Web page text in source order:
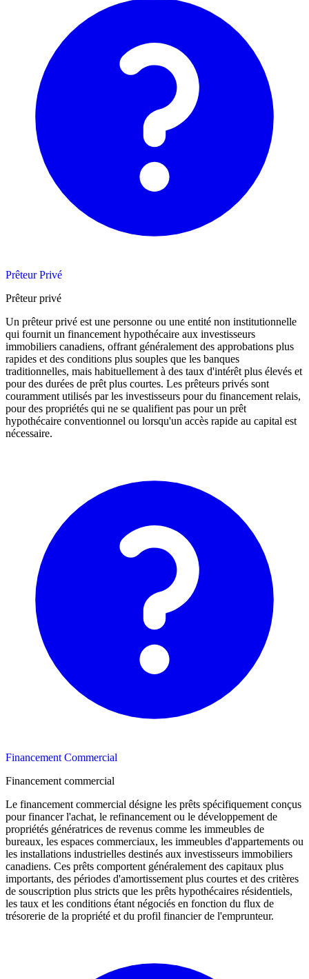
Prêteur Privé
Prêteur privé
Un prêteur privé est une personne ou une entité non institutionnelle
qui fournit un financement hypothécaire aux investisseurs
immobiliers canadiens, offrant généralement des approbations plus
rapides et des conditions plus souples que les banques
traditionnelles, mais habituellement à des taux d'intérêt plus élevés et
pour des durées de prêt plus courtes. Les prêteurs privés sont
couramment utilisés par les investisseurs pour du financement relais,
pour des propriétés qui ne se qualifient pas pour un prêt
hypothécaire conventionnel ou lorsqu'un accès rapide au capital est
nécessaire.
Financement Commercial
Financement commercial
Le financement commercial désigne les prêts spécifiquement conçus
pour financer l'achat, le refinancement ou le développement de
propriétés génératrices de revenus comme les immeubles de
bureaux, les espaces commerciaux, les immeubles d'appartements ou
les installations industrielles destinés aux investisseurs immobiliers
canadiens. Ces prêts comportent généralement des capitaux plus
importants, des périodes d'amortissement plus courtes et des critères
de souscription plus stricts que les prêts hypothécaires résidentiels,
les taux et les conditions étant négociés en fonction du flux de
trésorerie de la propriété et du profil financier de l'emprunteur.